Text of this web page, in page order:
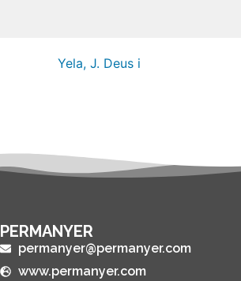
Yela, J. Deus i
PERMANYER
permanyer@permanyer.com
www.permanyer.com